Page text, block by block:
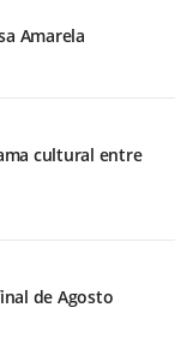
Amarela
cultural entre
de Agosto